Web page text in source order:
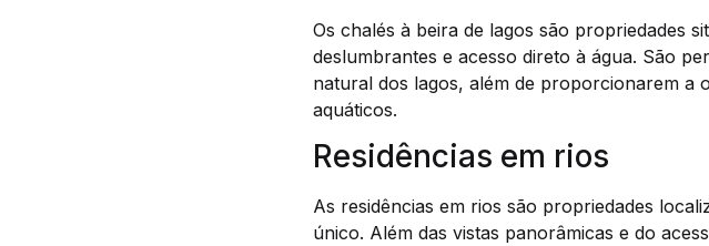
Os chalés à beira de lagos são propriedades
deslumbrantes e acesso direto à água. São
natural dos lagos, além de proporcionarem a
aquáticos.
Residências em rios
As residências em rios são propriedades
único. Além das vistas panorâmicas e do